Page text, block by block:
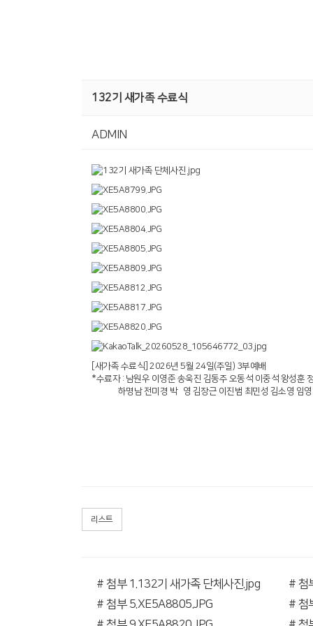
132기 새가족 수료식
ADMIN
[새가족 수료식] 2026년 5월 24일(주일) 3부예배
*수료자 : 남원우 이영준 송욱진 김동주 오동석 이중석 왕성훈
하명남 전미경 박 영 김장근 이진범 최민성 김소영 임영
리스트
# 첨부 1.132기 새가족 단체사진.jpg
# 첨
# 첨부 5.XE5A8805.JPG
# 첨